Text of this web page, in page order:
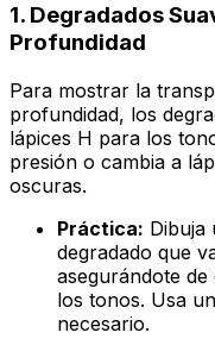
1. Degradados
Profundidad
Para mostrar la
profundidad, los
lápices H para los
presión o cambia a
oscuras.
Práctica: Dibuja
degradado que
asegurándote
los tonos. Usa
necesario.